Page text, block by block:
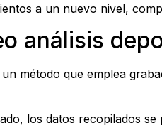
a un nuevo nivel,
análisis
método que emplea
los datos recopilados